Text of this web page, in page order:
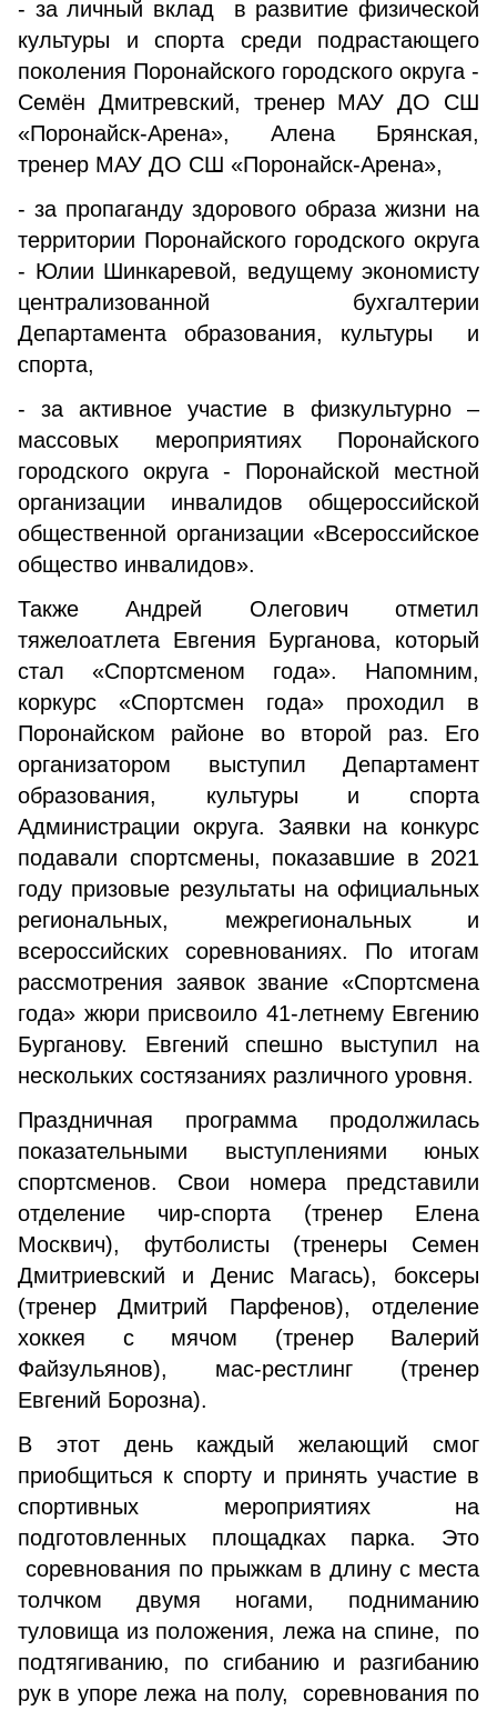
- за личный вклад в развитие физической
культуры и спорта среди подрастающего
поколения Поронайского городского округа -
Семён Дмитревский, тренер МАУ ДО СШ
«Поронайск-Арена», Алена Брянская,
тренер МАУ ДО СШ «Поронайск-Арена»,
- за пропаганду здорового образа жизни на
территории Поронайского городского округа
- Юлии Шинкаревой, ведущему экономисту
централизованной бухгалтерии
Департамента образования, культуры и
спорта,
- за активное участие в физкультурно –
массовых мероприятиях Поронайского
городского округа - Поронайской местной
организации инвалидов общероссийской
общественной организации «Всероссийское
общество инвалидов».
Также Андрей Олегович отметил
тяжелоатлета Евгения Бурганова, который
стал «Спортсменом года». Напомним,
коркурс «Спортсмен года» проходил в
Поронайском районе во второй раз. Его
организатором выступил Департамент
образования, культуры и спорта
Администрации округа. Заявки на конкурс
подавали спортсмены, показавшие в 2021
году призовые результаты на официальных
региональных, межрегиональных и
всероссийских соревнованиях. По итогам
рассмотрения заявок звание «Спортсмена
года» жюри присвоило 41-летнему Евгению
Бурганову. Евгений спешно выступил на
нескольких состязаниях различного уровня.
Праздничная программа продолжилась
показательными выступлениями юных
спортсменов. Свои номера представили
отделение чир-спорта (тренер Елена
Москвич), футболисты (тренеры Семен
Дмитриевский и Денис Магась), боксеры
(тренер Дмитрий Парфенов), отделение
хоккея с мячом (тренер Валерий
Файзульянов), мас-рестлинг (тренер
Евгений Борозна).
В этот день каждый желающий смог
приобщиться к спорту и принять участие в
спортивных мероприятиях на
подготовленных площадках парка. Это
соревнования по прыжкам в длину с места
толчком двумя ногами, подниманию
туловища из положения, лежа на спине, по
подтягиванию, по сгибанию и разгибанию
рук в упоре лежа на полу, соревнования по